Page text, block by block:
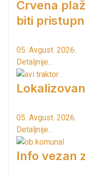
Crvena
biti
05. Avgust. 2026.
Detaljnije...
05. Avgust. 2026.
Detaljnije...
Info vezan